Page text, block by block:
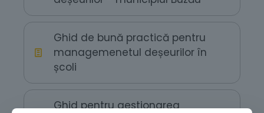
Ghid de bună practică pentru
managemenetul deșeurilor în
școli
Ghid pentru gestionarea